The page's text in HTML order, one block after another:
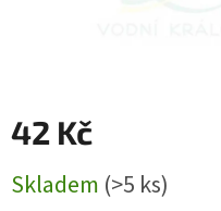
42 Kč
cena:
Skladem (>5 ks)